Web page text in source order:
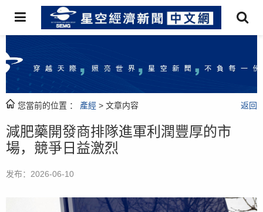
您當前的位置 ： 產經 > 文章内容 返回
減肥藥開發商排隊進軍利潤豐厚的市
場，競爭日益激烈
发布：2026-06-10